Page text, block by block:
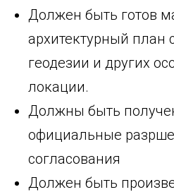
Должен быть готов
архитектурный план
геодезии и других
локации.
Должны быть
официальные
согласования
Должен быть